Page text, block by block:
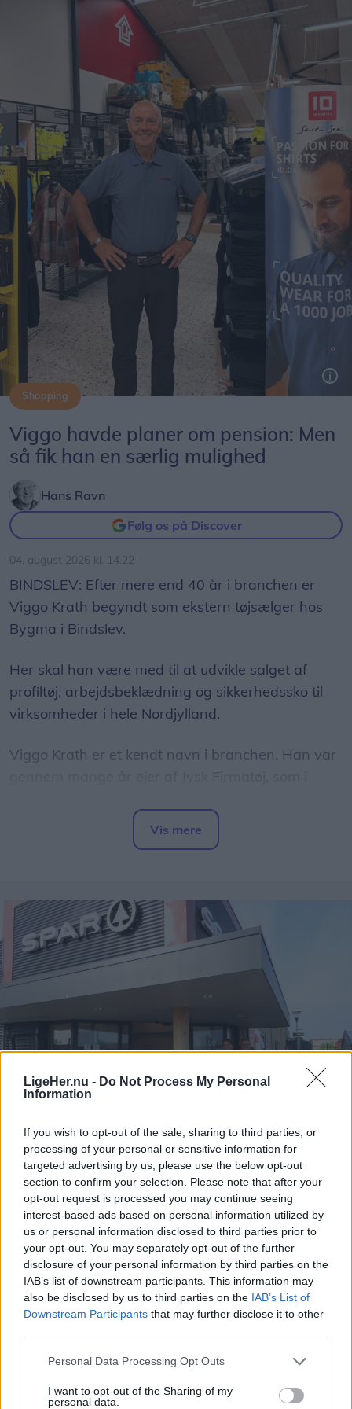
LigeHer.nu - Do Not Process My Personal
Information
If you wish to opt-out of the sale, sharing to third parties, or
processing of your personal or sensitive information for
targeted advertising by us, please use the below opt-out
section to confirm your selection. Please note that after your
opt-out request is processed you may continue seeing
interest-based ads based on personal information utilized by
us or personal information disclosed to third parties prior to
your opt-out. You may separately opt-out of the further
disclosure of your personal information by third parties on the
IAB’s list of downstream participants. This information may
also be disclosed by us to third parties on the IAB’s List of
Downstream Participants that may further disclose it to other
Personal Data Processing Opt Outs
I want to opt-out of the Sharing of my
personal data.
Shopping
Viggo havde planer om pension: Men
så fik han en særlig mulighed
Hans Ravn
Følg os på Discover
04. august 2026 kl. 14.22
BINDSLEV: Efter mere end 40 år i branchen er
Viggo Krath begyndt som ekstern tøjsælger hos
Bygma i Bindslev.
Her skal han være med til at udvikle salget af
profiltøj, arbejdsbeklædning og sikkerhedssko til
virksomheder i hele Nordjylland.
Viggo Krath er et kendt navn i branchen. Han var
virksomheden, men har nu taget hul på et nyt
kapitel hos Bygma.
og spurgte, om jeg havde lyst til at være med til at
styrke salget af profiltøj. Det lød som en
spændende udfordring, og jeg får stor frihed til
selv at planlægge mine arbejdsdage. Det passer
mig rigtig godt, siger Viggo Krath.
Hos Bygma skal han rådgive virksomheder om alt
fra arbejdsbeklædning og profiltøj med tryk eller
broderi til sikkerhedssko og øvrige
beklædningsløsninger.
Kundegruppen spænder bredt og omfatter blandt
andet håndværksvirksomheder,
industrivirksomheder, hoteller, restauranter og
transportbranchen.
Selv om han egentlig havde planer om at trappe
ned og gå på pension om et par år, var det svært
at sige nej til den nye mulighed.
- Hvis det bliver lige så sjovt, som det ser ud til nu,
kan det godt være, at jeg fortsætter nogle år
Vis mere
Events
Spar-butik holder traditionsrigt
klovneløb og sommerfest
Jens Brændgaard
Følg os på Discover
HIRTSHALS: En tradition bliver holdt i hævd